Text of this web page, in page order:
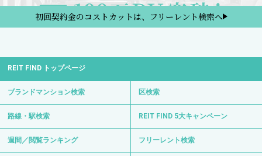
初回契約金のコストカットは、フリーレント検索へ
REIT FIND トップページ
ブランドマンション検索 区検索
路線・駅検索 REIT FIND 5大キャンペーン
週間／閲覧ランキング フリーレント検索